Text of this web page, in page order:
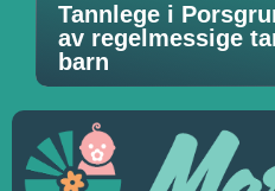
Tannlege i
av regelmessige
barn